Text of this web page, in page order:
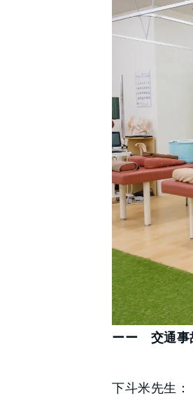
ーー 交通事
下斗米先生：